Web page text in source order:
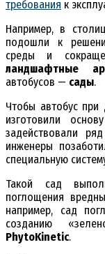
требования к
Например, в
подошли к
среды и
ландшафтные
автобусов — сады.
Чтобы автобус при
изготовили
задействовали
инженеры
специальную
Такой сад
поглощения
например, сад
созданию
PhytoKinetic.